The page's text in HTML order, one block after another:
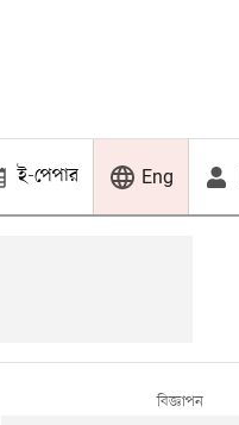
ই-পেপার Eng